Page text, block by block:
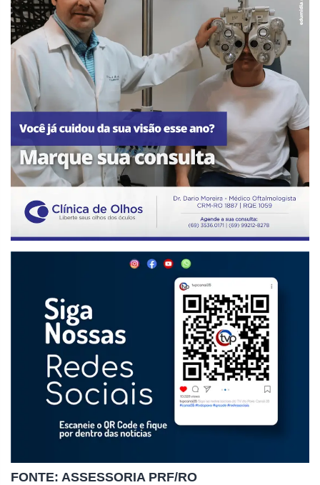
FONTE: ASSESSORIA PRF/RO